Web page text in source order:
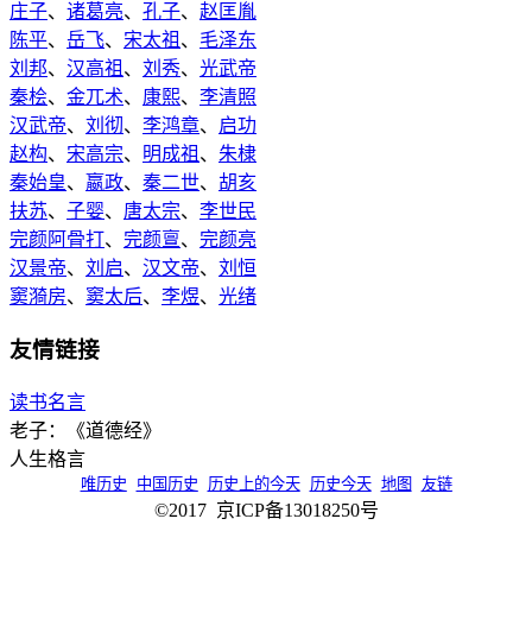
庄子、 诸葛亮、 孔子、 赵匡胤
陈平、 岳飞、 宋太祖 、 毛泽东
刘邦、 汉高祖 、 刘秀、 光武帝
秦桧、 金兀术、 康熙、 李清照
汉武帝、 刘彻、 李鸿章、 启功
赵构、 宋高宗、 明成祖 、 朱棣
秦始皇、 嬴政、 秦二世、 胡亥
扶苏、 子婴、 唐太宗、 李世民
完颜阿骨打、 完颜亶、 完颜亮
汉景帝、 刘启、 汉文帝、 刘恒
窦漪房、 窦太后、 李煜、 光绪
友情链接
读书名言
老子：《道德经》
人生格言
唯历史 中国历史 历史上的今天 历史今天 地图 友链
©2017 京ICP备13018250号